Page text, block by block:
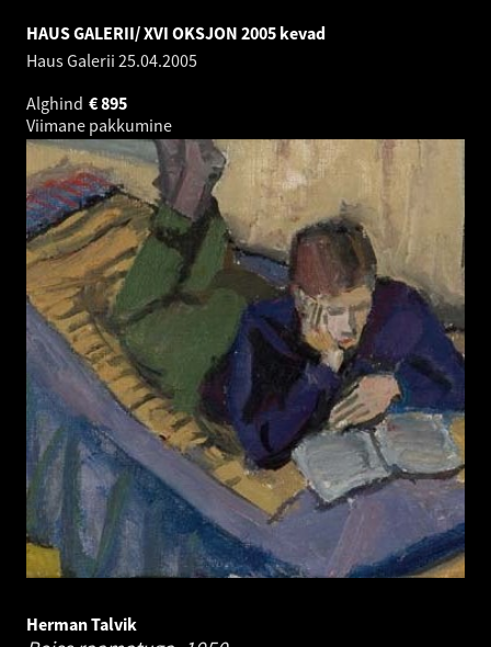
HAUS GALERII/ XVI OKSJON 2005 kevad
Haus Galerii 25.04.2005
Alghind
895
€
Viimane pakkumine
Herman Talvik